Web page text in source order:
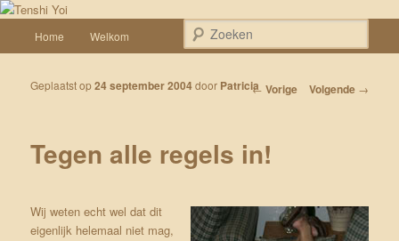
Spring naar de primaire inhoud
Tenshi Yoi
Een weblog over onze Shiba’s (Keiko, Rontu, Miyuki, Tatsu en Yumi)
Home Welkom
Bericht navigatie
← Vorige Volgende →
Tegen alle regels in!
Geplaatst op24 september 2004door Patricia
Wij weten echt wel dat dit
eigenlijk helemaal niet mag,